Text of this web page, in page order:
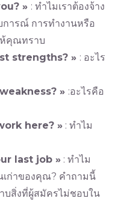
» : ทำไมเราต้องจ้าง
การณ์ การทำงานหรือ
ห้คุณทราบ
strengths? » : อะไร
» :อะไรคือ
here? » : ทำไม
last job » : ทำไม
ก่าของคุณ? คำถามนี้
บสิ่งที่ผู้สมัครไม่ชอบใน